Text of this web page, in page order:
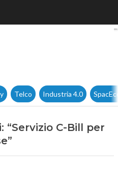
Fratini Passi:
Telco Industria 4.0
“Servizio C-Bill per